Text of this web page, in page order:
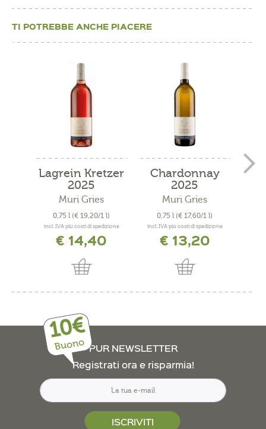
TI POTREBBE ANCHE PIACERE
Lagrein Kretzer
2025
Muri Gries
0,75 l (€ 19,20/1 l)
incl. IVA più costi di spedizione
€ 14,40
Chardonnay
2025
Muri Gries
0,75 l (€ 17,60/1 l)
incl. IVA più costi di spedizione
€ 13,20
10€
Buono PUR NEWSLETTER
Registrati ora e risparmia!
ISCRIVITI